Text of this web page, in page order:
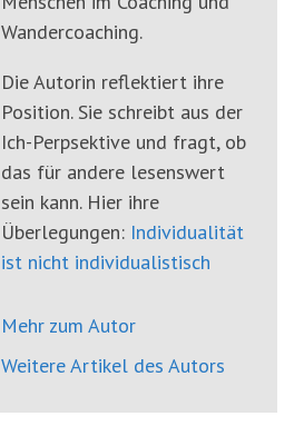
Wandercoaching.
Die Autorin reflektiert ihre
Position. Sie schreibt aus der
Ich-Perpsektive und fragt, ob
das für andere lesenswert
sein kann. Hier ihre
Überlegungen: Individualität
ist nicht individualistisch
Mehr zum Autor
Weitere Artikel des Autors